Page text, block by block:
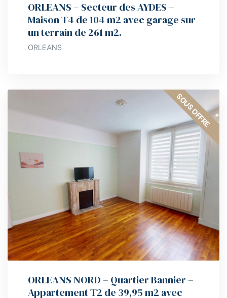
ORLEANS – Secteur des AYDES –
Maison T4 de 104 m2 avec garage sur
un terrain de 261 m2.
ORLEANS
SOUS OFFRE
ORLEANS NORD – Quartier Bannier –
Appartement T2 de 39,95 m2 avec